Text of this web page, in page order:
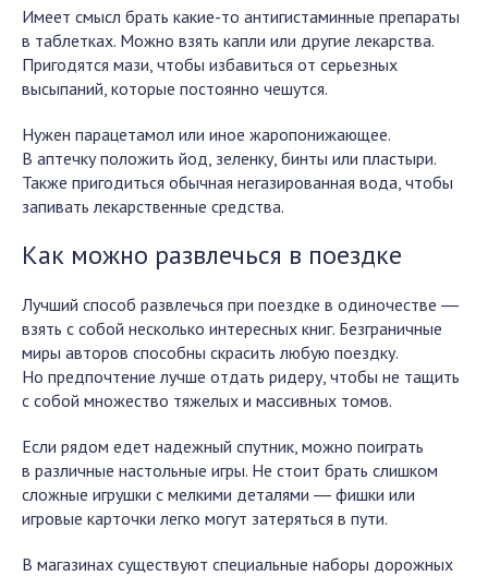
Имеет смысл брать какие-то антигистаминные препараты
в таблетках. Можно взять капли или другие лекарства.
Пригодятся мази, чтобы избавиться от серьезных
высыпаний, которые постоянно чешутся.
Нужен парацетамол или иное жаропонижающее.
В аптечку положить йод, зеленку, бинты или пластыри.
Также пригодиться обычная негазированная вода, чтобы
запивать лекарственные средства.
Как можно развлечься в поездке
Лучший способ развлечься при поездке в одиночестве ―
взять с собой несколько интересных книг. Безграничные
миры авторов способны скрасить любую поездку.
Но предпочтение лучше отдать ридеру, чтобы не тащить
с собой множество тяжелых и массивных томов.
Если рядом едет надежный спутник, можно поиграть
в различные настольные игры. Не стоит брать слишком
сложные игрушки с мелкими деталями ― фишки или
игровые карточки легко могут затеряться в пути.
В магазинах существуют специальные наборы дорожных